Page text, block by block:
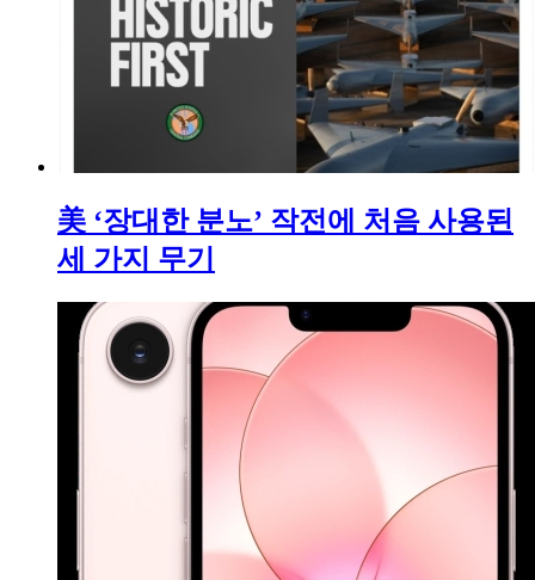
美 ‘장대한 분노’ 작전에 처음 사용된
세 가지 무기